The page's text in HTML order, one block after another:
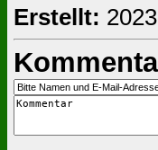
Erstellt: